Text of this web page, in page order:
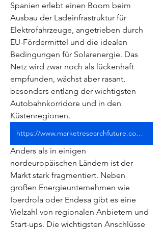
Spanien erlebt einen Boom beim
Ausbau der Ladeinfrastruktur für
Elektrofahrzeuge, angetrieben durch
EU-Fördermittel und die idealen
Bedingungen für Solarenergie. Das
Netz wird zwar noch als lückenhaft
empfunden, wächst aber rasant,
besonders entlang der wichtigsten
Autobahnkorridore und in den
Küstenregionen.
https://www.marketresearchfuture.com/reports/spain-electric-vehicle-charging-station-market-44114
Anders als in einigen
nordeuropäischen Ländern ist der
Markt stark fragmentiert. Neben
großen Energieunternehmen wie
Iberdrola oder Endesa gibt es eine
Vielzahl von regionalen Anbietern und
Start-ups. Die wichtigsten Anschlüsse